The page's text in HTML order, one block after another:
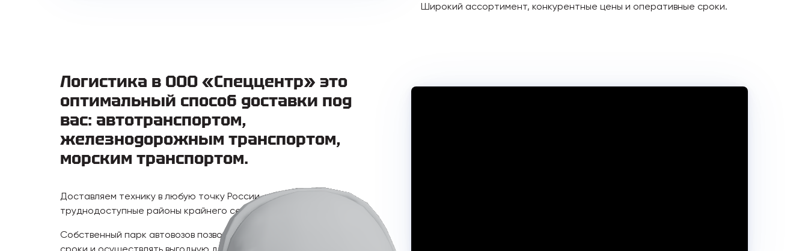
Широкий ассортимент, конкурентные цены и оперативные сроки.
Логистика в ООО «Спеццентр» это
оптимальный способ доставки под
вас: автотранспортом,
железнодорожным транспортом,
морским транспортом.
Доставляем технику в любую точку России, включая
труднодоступные районы крайнего севера.
Собственный парк автовозов позволяет нам максимально сократить